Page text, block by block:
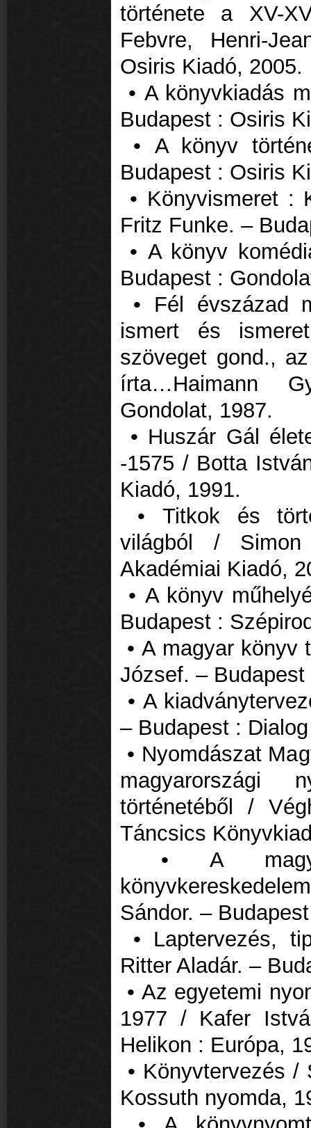
története a XV-
Febvre, Henri-
Osiris Kiadó, 2005.
• A könyvkiadás
Budapest : Osiris
• A könyv
Budapest : Osiris
• Könyvismeret :
Fritz Funke. –
• A könyv
Budapest :
• Fél évszázad
ismert és
szöveget gond.,
írta…Haimann
Gondolat, 1987.
• Huszár Gál
-1575 / Botta
Kiadó, 1991.
• Titkok és
világból /
Akadémiai Kiadó,
• A könyv
Budapest :
• A magyar könyv
József. –
• A
– Budapest :
• Nyomdászat
magyarországi
történetéből /
Táncsics
• A
Sándor. –
• Laptervezés,
Ritter Aladár. –
• Az egyetemi
1977 / Kafer
Helikon : Európa,
• Könyvtervezés /
Kossuth nyomda,